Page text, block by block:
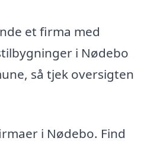
et firma med
i Nødebo
så tjek oversigten
i Nødebo. Find